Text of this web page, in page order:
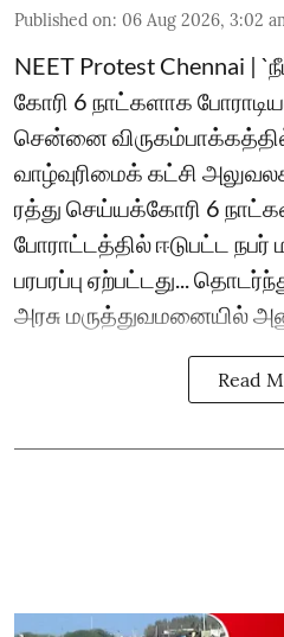
Published on: 06 Aug 2026, 3:02
NEET Protest Chennai |
கோரி 6 நாட்களாக
சென்னை
வாழ்வுரிமைக் கட்சி
ரத்து செய்யக்கோரி 6
போராட்டத்தில் ஈடுபட்ட
பரபரப்பு ஏற்பட்ட‌து...
அரசு மருத்துவமனையில்
Read